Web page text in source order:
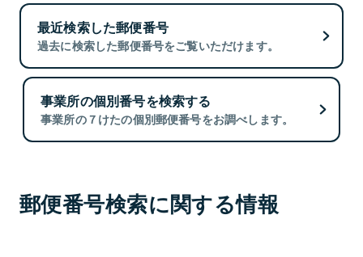
最近検索した郵便番号
過去に検索した郵便番号をご覧いただけます。
事業所の個別番号を検索する
事業所の７けたの個別郵便番号をお調べします。
郵便番号検索に関する情報